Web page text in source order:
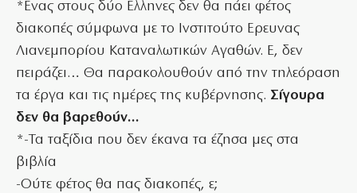
*Ενας στους δύο Ελληνες δεν θα πάει φέτος
διακοπές σύμφωνα με το Ινστιτούτο Ερευνας
Λιανεμπορίου Καταναλωτικών Αγαθών. Ε, δεν
πειράζει… Θα παρακολουθούν από την τηλεόραση
τα έργα και τις ημέρες της κυβέρνησης. Σίγουρα
δεν θα βαρεθούν…
*-Τα ταξίδια που δεν έκανα τα έζησα μες στα
βιβλία
-Ούτε φέτος θα πας διακοπές, ε;